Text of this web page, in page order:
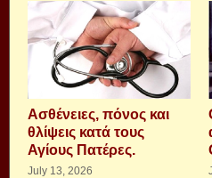
Aσθένειες, πόνος και
θλίψεις κατά τους
Αγίους Πατέρες.
July 13, 2026